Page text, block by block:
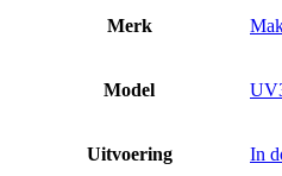
Merk
Model
Uitvoering In